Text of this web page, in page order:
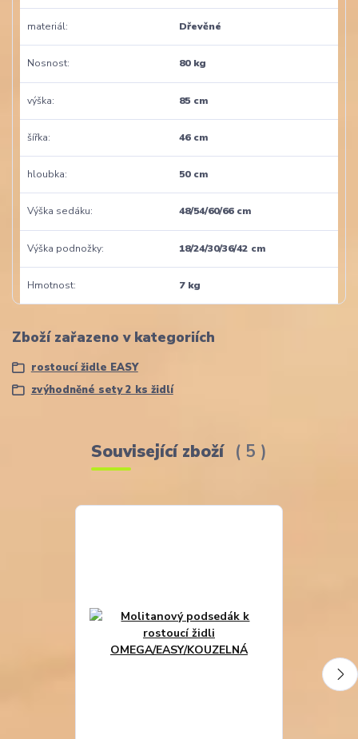
materiál Dřevěné
Nosnost 80 kg
výška 85 cm
šířka 46 cm
hloubka 50 cm
Výška sedáku 48/54/60/66 cm
Výška podnožky 18/24/30/36/42 cm
Hmotnost 7 kg
Zboží zařazeno v kategoriích
rostoucí židle EASY
zvýhodněné sety 2 ks židlí
Související zboží 5